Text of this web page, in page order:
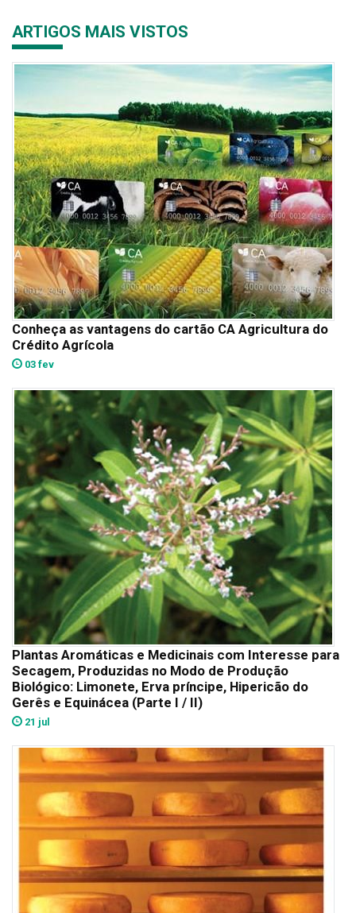
ARTIGOS MAIS VISTOS
Conheça as vantagens do cartão CA Agricultura do
Crédito Agrícola
03 fev
Plantas Aromáticas e Medicinais com Interesse para
Secagem, Produzidas no Modo de Produção
Biológico: Limonete, Erva príncipe, Hipericão do
Gerês e Equinácea (Parte I / II)
21 jul